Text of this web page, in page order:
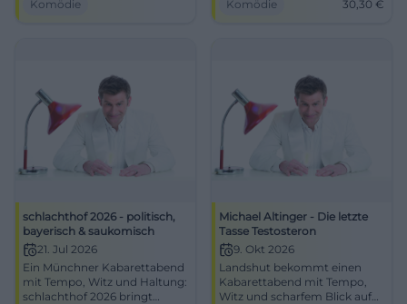
Tempo und echter Saal-
Komödie
20:00 Uhr wird es pointiert
Komödie 30,30 €
schlachthof 2026 - politisch,
bayerisch & saukomisch
21. Jul 2026
Ein Münchner Kabarettabend
mit Tempo, Witz und Haltung:
schlachthof 2026 bringt
Michael Altinger - Die letzte
Tasse Testosteron
9. Okt 2026
Landshut bekommt einen
Kabarettabend mit Tempo,
Witz und scharfem Blick auf